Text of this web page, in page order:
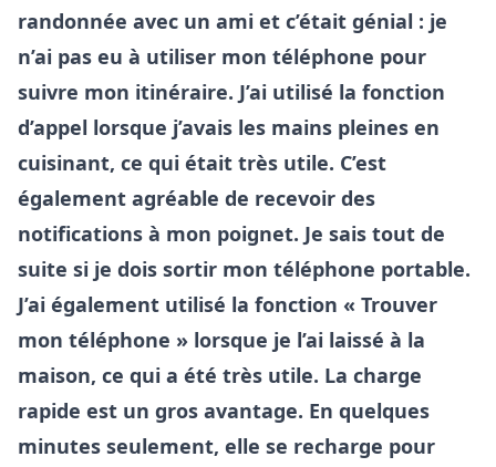
randonnée avec un ami et c’était génial : je
n’ai pas eu à utiliser mon téléphone pour
suivre mon itinéraire. J’ai utilisé la fonction
d’appel lorsque j’avais les mains pleines en
cuisinant, ce qui était très utile. C’est
également agréable de recevoir des
notifications à mon poignet. Je sais tout de
suite si je dois sortir mon téléphone portable.
J’ai également utilisé la fonction « Trouver
mon téléphone » lorsque je l’ai laissé à la
maison, ce qui a été très utile. La charge
rapide est un gros avantage. En quelques
minutes seulement, elle se recharge pour